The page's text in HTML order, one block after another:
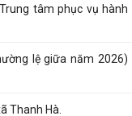
đạo UBND xã từ ngày
tâm phục vụ hành
lệ giữa năm 2026)